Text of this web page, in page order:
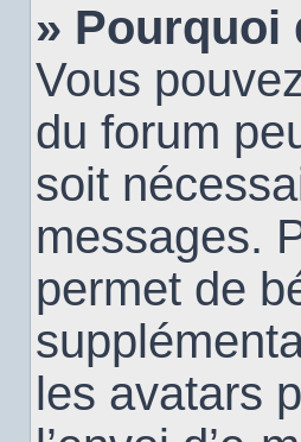
» Pourquoi
Vous
du forum
soit
messages.
permet de
les avatars